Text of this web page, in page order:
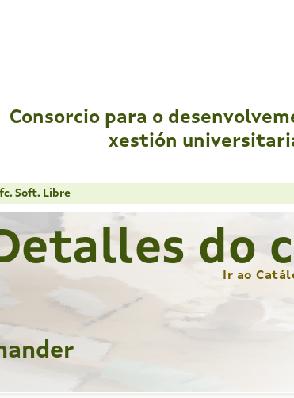
Consorcio para o
xestión
Soft. Libre
do
Ir ao